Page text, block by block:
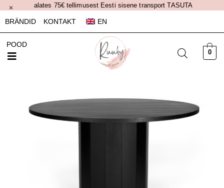
alates 75€ tellimusest Eesti sisene transport TASUTA
×
BRÄNDID
KONTAKT EN
POOD
0